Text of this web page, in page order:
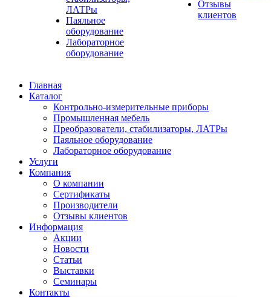
ЛАТРы
Паяльное
оборудование
Лабораторное
оборудование
Отзывы
клиентов
Главная
Каталог
Контрольно-измерительные приборы
Промышленная мебель
Преобразователи, стабилизаторы, ЛАТРы
Паяльное оборудование
Лабораторное оборудование
Услуги
Компания
О компании
Сертификаты
Производители
Отзывы клиентов
Информация
Акции
Новости
Статьи
Выставки
Семинары
Контакты